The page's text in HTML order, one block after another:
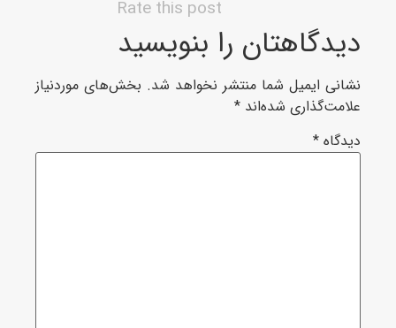
Rate this post
را بنویسید
ایمیل شما منتشر نخواهد شد. بخش‌های موردنیاز
شده‌اند*